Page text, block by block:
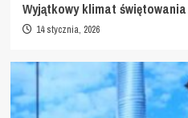
Wyjątkowy klimat świętowania
14 stycznia, 2026